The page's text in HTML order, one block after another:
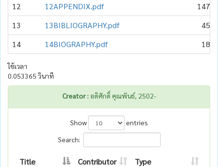
12
12APPENDIX.pdf
13
13BIBLIOGRAPHY.pdf
14
14BIOGRAPHY.pdf
ใช้เวลา
0.053365 วินาที
Creator :อดิศักดิ์ คุณพันธ์, 2502-
Show
entries
Search:
Title Contributor
Type